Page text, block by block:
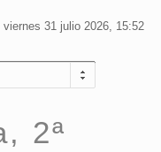
31 julio 2026, 15:52
2ª